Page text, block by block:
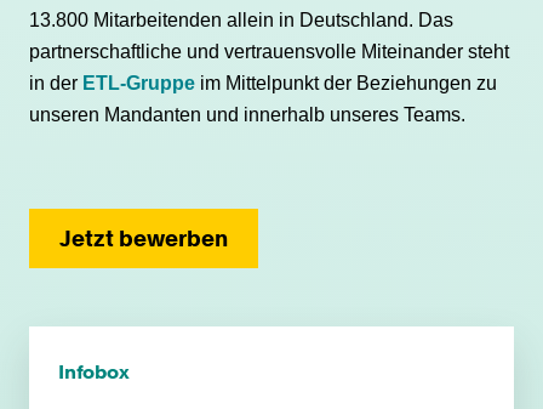
13.800 Mitarbeitenden allein in Deutschland. Das
partnerschaftliche und vertrauensvolle Miteinander steht
in der ETL-Gruppe im Mittelpunkt der Beziehungen zu
unseren Mandanten und innerhalb unseres Teams.
Jetzt bewerben
Infobox